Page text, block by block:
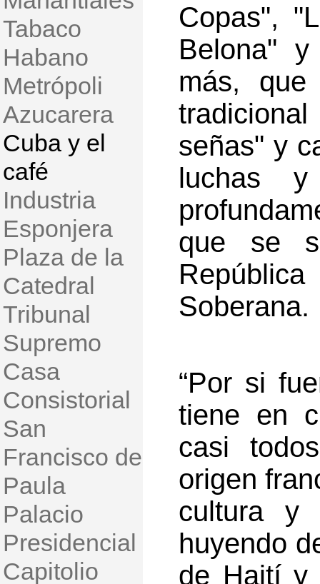
Tabaco
Habano
Metrópoli
Azucarera
Cuba y el
café
Industria
Esponjera
Plaza de la
Catedral
Tribunal
Supremo
Casa
Consistorial
San
Francisco de
Paula
Palacio
Presidencial
Capitolio
Copas",
Belona"
más,
señas" y
luchas
que se
Soberana.
“Por si
tiene en
casi
origen
cultura y
huyendo
de Haití y